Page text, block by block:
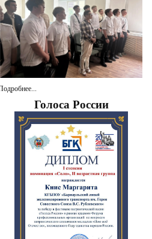
Голоса России